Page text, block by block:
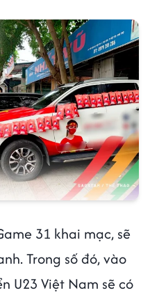
31 khai mạc, sẽ
Trong số đó, vào
U23 Việt Nam sẽ có